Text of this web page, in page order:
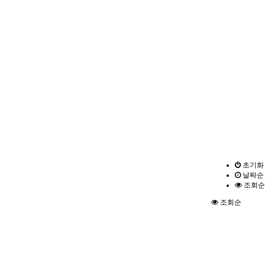
초기화
날짜순
조회순
조회순